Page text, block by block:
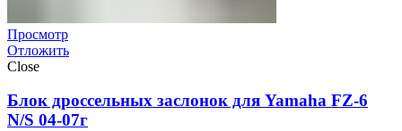
Просмотр
Отложить
Close
Блок дроссельных заслонок для Yamaha FZ-6
N/S 04-07г